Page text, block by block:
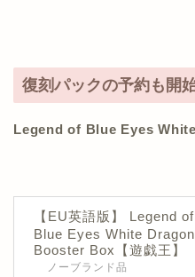
復刻パックの予約も開
Legend of Blue Eyes
【EU英語版】 Legend of
Blue Eyes White Dragon
Booster Box【遊戯王】
ノーブランド品